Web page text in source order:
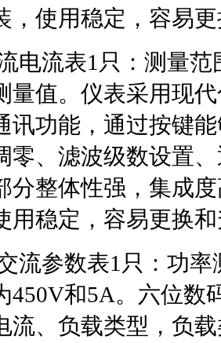
，使用稳定，容易
电流表1 只：测量范
量值。仪表采用现
讯功能，通过按键
零、滤波级数设置
分整体性强，集成
用稳定，容易更换
流参数表1 只：功率
450V和5A。六位数
流、负载类型，负